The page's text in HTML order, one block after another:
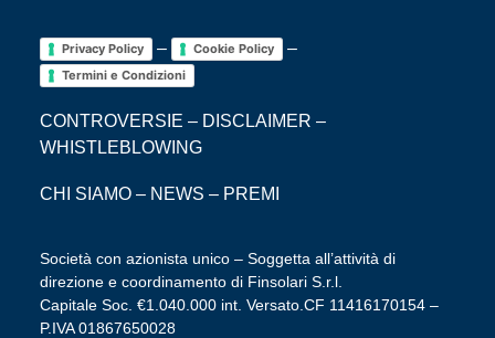
Privacy Policy – Cookie Policy –
Termini e Condizioni
CONTROVERSIE – DISCLAIMER –
WHISTLEBLOWING
CHI SIAMO – NEWS – PREMI
Società con azionista unico – Soggetta all’attività di
direzione e coordinamento di Finsolari S.r.l.
Capitale Soc. €1.040.000 int. Versato.CF 11416170154 –
P.IVA 01867650028